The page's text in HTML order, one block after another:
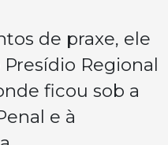
de praxe, ele
Regional
ficou sob a
e à